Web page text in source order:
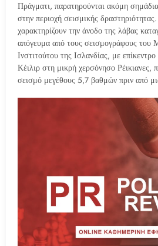
Πράγματι, παρατηρούνται ακόμη
στην περιοχή σεισμικής
χαρακτηρίζουν την άνοδο της λάβας
απόγευμα από τους σεισμογράφους του
Ινστιτούτου της Ισλανδίας, με
Κέιλιρ στη μικρή χερσόνησο Ρέικιανες,
σεισμό μεγέθους 5,7 βαθμών πριν από